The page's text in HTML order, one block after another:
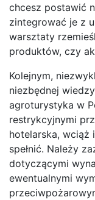
chcesz postawić
zintegrować je z
warsztaty
produktów, czy
Kolejnym,
niezbędnej
agroturystyka w
restrykcyjnymi
hotelarska, wciąż
spełnić. Należy
dotyczącymi
ewentualnymi